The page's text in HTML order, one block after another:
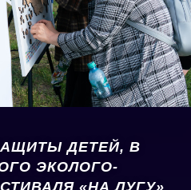
ДЕТЕЙ, В
ЭКОЛОГО-
«НА ЛУГУ»